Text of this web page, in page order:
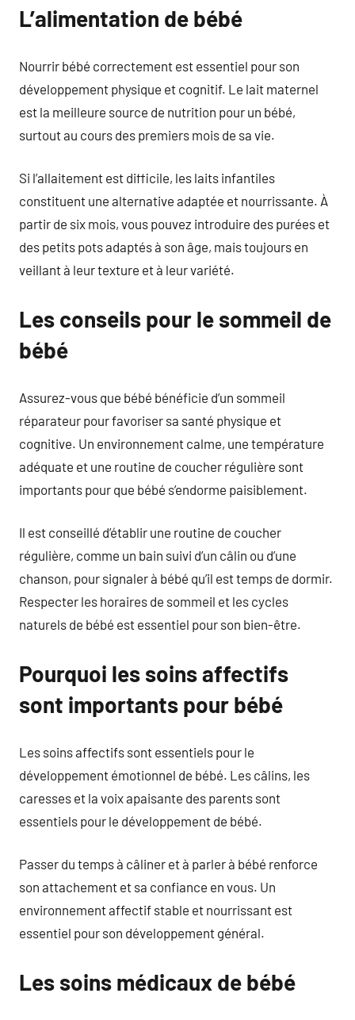
L’alimentation de bébé
Nourrir bébé correctement est essentiel pour son
développement physique et cognitif. Le lait maternel
est la meilleure source de nutrition pour un bébé,
surtout au cours des premiers mois de sa vie.
Si l’allaitement est difficile, les laits infantiles
constituent une alternative adaptée et nourrissante. À
partir de six mois, vous pouvez introduire des purées et
des petits pots adaptés à son âge, mais toujours en
veillant à leur texture et à leur variété.
Les conseils pour le sommeil de
bébé
Assurez-vous que bébé bénéficie d’un sommeil
réparateur pour favoriser sa santé physique et
cognitive. Un environnement calme, une température
adéquate et une routine de coucher régulière sont
importants pour que bébé s’endorme paisiblement.
Il est conseillé d’établir une routine de coucher
régulière, comme un bain suivi d’un câlin ou d’une
chanson, pour signaler à bébé qu’il est temps de dormir.
Respecter les horaires de sommeil et les cycles
naturels de bébé est essentiel pour son bien-être.
Pourquoi les soins affectifs
sont importants pour bébé
Les soins affectifs sont essentiels pour le
développement émotionnel de bébé. Les câlins, les
caresses et la voix apaisante des parents sont
essentiels pour le développement de bébé.
Passer du temps à câliner et à parler à bébé renforce
son attachement et sa confiance en vous. Un
environnement affectif stable et nourrissant est
essentiel pour son développement général.
Les soins médicaux de bébé